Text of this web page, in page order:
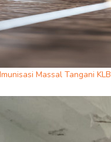
Massal Tangani KLB